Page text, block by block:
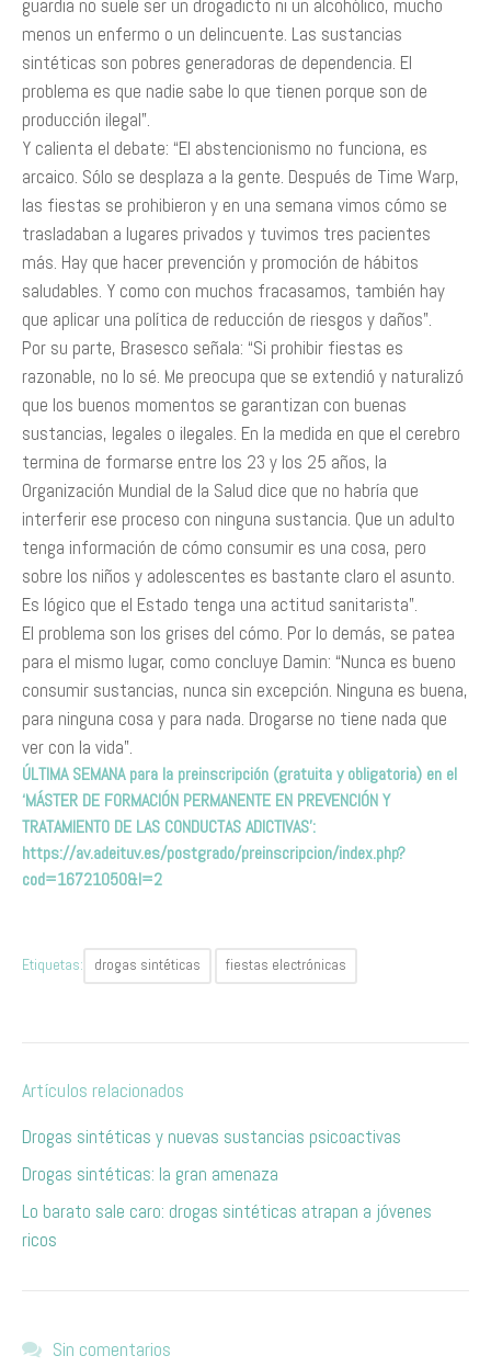
guardia no suele ser un drogadicto ni un alcohólico, mucho
menos un enfermo o un delincuente. Las sustancias
sintéticas son pobres generadoras de dependencia. El
problema es que nadie sabe lo que tienen porque son de
producción ilegal”.
Y calienta el debate: “El abstencionismo no funciona, es
arcaico. Sólo se desplaza a la gente. Después de Time Warp,
las fiestas se prohibieron y en una semana vimos cómo se
trasladaban a lugares privados y tuvimos tres pacientes
más. Hay que hacer prevención y promoción de hábitos
saludables. Y como con muchos fracasamos, también hay
que aplicar una política de reducción de riesgos y daños”.
Por su parte, Brasesco señala: “Si prohibir fiestas es
razonable, no lo sé. Me preocupa que se extendió y naturalizó
que los buenos momentos se garantizan con buenas
sustancias, legales o ilegales. En la medida en que el cerebro
termina de formarse entre los 23 y los 25 años, la
Organización Mundial de la Salud dice que no habría que
interferir ese proceso con ninguna sustancia. Que un adulto
tenga información de cómo consumir es una cosa, pero
sobre los niños y adolescentes es bastante claro el asunto.
Es lógico que el Estado tenga una actitud sanitarista”.
El problema son los grises del cómo. Por lo demás, se patea
para el mismo lugar, como concluye Damin: “Nunca es bueno
consumir sustancias, nunca sin excepción. Ninguna es buena,
para ninguna cosa y para nada. Drogarse no tiene nada que
ver con la vida”.
ÚLTIMA SEMANA para la preinscripción (gratuita y obligatoria) en el
‘MÁSTER DE FORMACIÓN PERMANENTE EN PREVENCIÓN Y
TRATAMIENTO DE LAS CONDUCTAS ADICTIVAS’:
https://av.adeituv.es/postgrado/preinscripcion/index.php?
cod=16721050&l=2
Etiquetas: drogas sintéticas fiestas electrónicas
Artículos relacionados
Drogas sintéticas y nuevas sustancias psicoactivas
Drogas sintéticas: la gran amenaza
Lo barato sale caro: drogas sintéticas atrapan a jóvenes
ricos
Sin comentarios